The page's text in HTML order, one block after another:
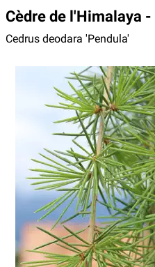
Cèdre de l'Himalaya
Cedrus deodara 'Pendula'